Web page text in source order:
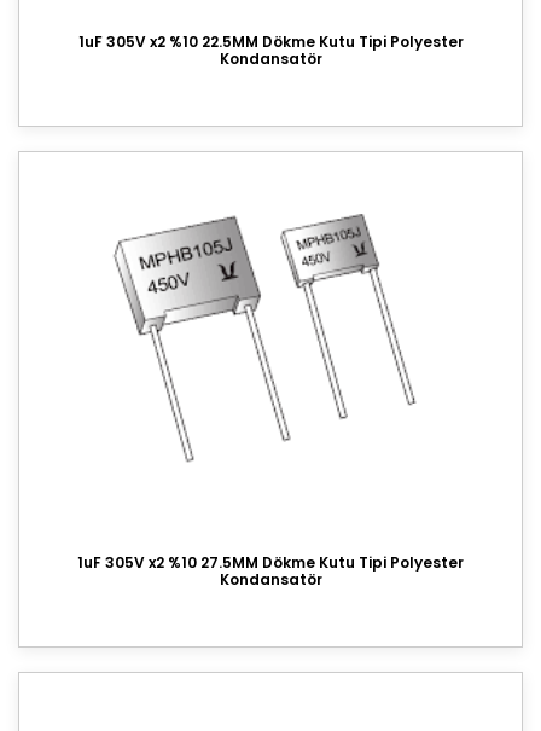
1uF 305V x2 %10 22.5MM Dökme Kutu Tipi Polyester
Kondansatör
1uF 305V x2 %10 27.5MM Dökme Kutu Tipi Polyester
Kondansatör